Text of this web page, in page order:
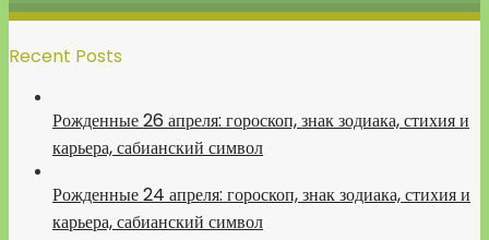
Recent Posts
Рожденные 26 апреля: гороскоп, знак зодиака, стихия и
карьера, сабианский символ
Рожденные 24 апреля: гороскоп, знак зодиака, стихия и
карьера, сабианский символ